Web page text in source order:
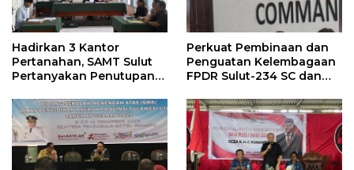
Hadirkan 3 Kantor
Pertanahan, SAMT Sulut
Pertanyakan Penutupan
Anggaran Negara
Perkuat Pembinaan dan
Penguatan Kelembagaan
FPDR Sulut-234 SC dan